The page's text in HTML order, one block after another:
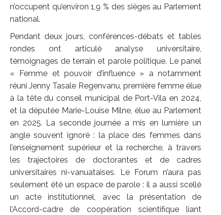
n’occupent qu’environ 1,9 % des sièges au Parlement
national.
Pendant deux jours, conférences-débats et tables
rondes ont articulé analyse universitaire,
témoignages de terrain et parole politique. Le panel
« Femme et pouvoir d’influence » a notamment
réuni Jenny Tasale Regenvanu, première femme élue
à la tête du conseil municipal de Port-Vila en 2024,
et la députée Marie-Louise Milne, élue au Parlement
en 2025. La seconde journée a mis en lumière un
angle souvent ignoré : la place des femmes dans
l’enseignement supérieur et la recherche, à travers
les trajectoires de doctorantes et de cadres
universitaires ni-vanuataises. Le Forum n’aura pas
seulement été un espace de parole : il a aussi scellé
un acte institutionnel, avec la présentation de
l’Accord-cadre de coopération scientifique liant